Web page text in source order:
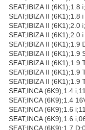
SEAT;IBIZA II (6K1);1.8
SEAT;IBIZA II (6K1);1.8
SEAT;IBIZA II (6K1);2.0
SEAT;IBIZA II (6K1);2.0
SEAT;IBIZA II (6K1);1.9
SEAT;IBIZA II (6K1);1.9
SEAT;IBIZA II (6K1);1.9
SEAT;IBIZA II (6K1);1.9
SEAT;IBIZA II (6K1);1.9
SEAT;INCA (6K9);1.4
SEAT;INCA (6K9);1.4
SEAT;INCA (6K9);1.6
SEAT;INCA (6K9);1.6
SEAT;INCA (6K9);1.7